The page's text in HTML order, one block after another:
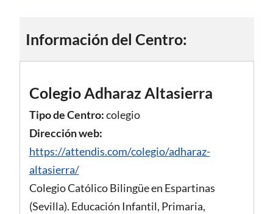
Información del Centro:
Colegio Adharaz Altasierra
Tipo de Centro:colegio
Dirección web:
https://attendis.com/colegio/adharaz-
altasierra/
Colegio Católico Bilingüe en Espartinas
(Sevilla). Educación Infantil, Primaria,